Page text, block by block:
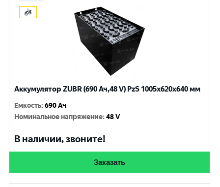
Аккумулятор ZUBR (690 Ач,48 V) PzS 1005x620x640 мм
Емкость:690 Ач
Номинальное напряжение:48 V
В наличии, звоните!
Заказать